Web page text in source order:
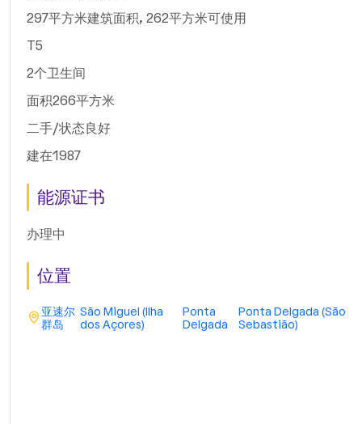
297平方米建筑面积, 262平方米可使用
T5
2个卫生间
面积266平方米
二手/状态良好
建在1987
能源证书
办理中
位置
亚速尔
群岛
São Miguel (Ilha
dos Açores)
Ponta
Delgada
Ponta Delgada (São
Sebastião)